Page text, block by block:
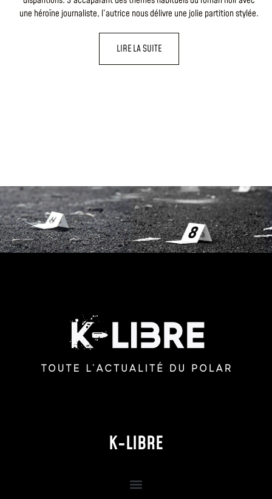
une héroïne journaliste, l’autrice nous délivre une jolie partition stylée.
LIRE LA SUITE
K-LIBRE